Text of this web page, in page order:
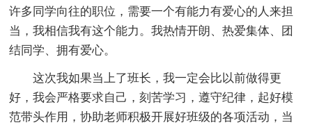
许多同学向往的职位，需要一个有能力有爱心的人来担
当，我相信我有这个能力。我热情开朗、热爱集体、团
结同学、拥有爱心。
这次我如果当上了班长，我一定会比以前做得更
好，我会严格要求自己，刻苦学习，遵守纪律，起好模
范带头作用，协助老师积极开展好班级的各项活动，当